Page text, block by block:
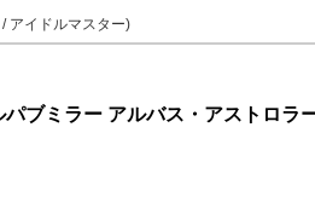
/ アイドルマスター)
ブミラー アルバス・アストロラ